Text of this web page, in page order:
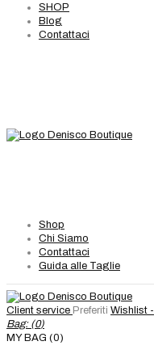
SHOP
Blog
Contattaci
Shop
Chi Siamo
Contattaci
Guida alle Taglie
Client service Preferiti Wishlist -
Bag: (0)
MY BAG (0)